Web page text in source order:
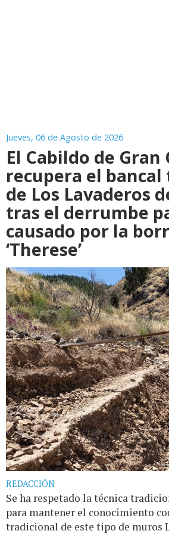
Jueves, 06 de Agosto de 2026
El Cabildo de Gran
recupera el
de Los Lavaderos
tras el derrumbe
causado por la
‘Therese’
REDACCIÓN
Se ha respetado la técnica
para mantener el conocimiento
tradicional de este tipo de muros